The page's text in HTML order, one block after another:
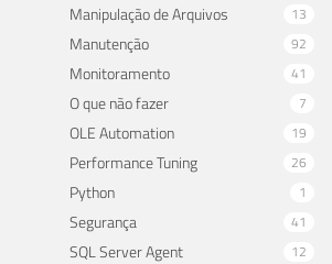
Manipulação de Arquivos 13
Manutenção 92
Monitoramento 41
O que não fazer 7
OLE Automation 19
Performance Tuning 26
Python 1
Segurança 41
SQL Server Agent 12